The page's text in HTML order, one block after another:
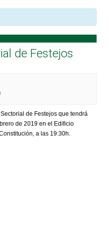
de Festejos
de Festejos que tendrá
de 2019 en el Edificio
a las 19:30h.